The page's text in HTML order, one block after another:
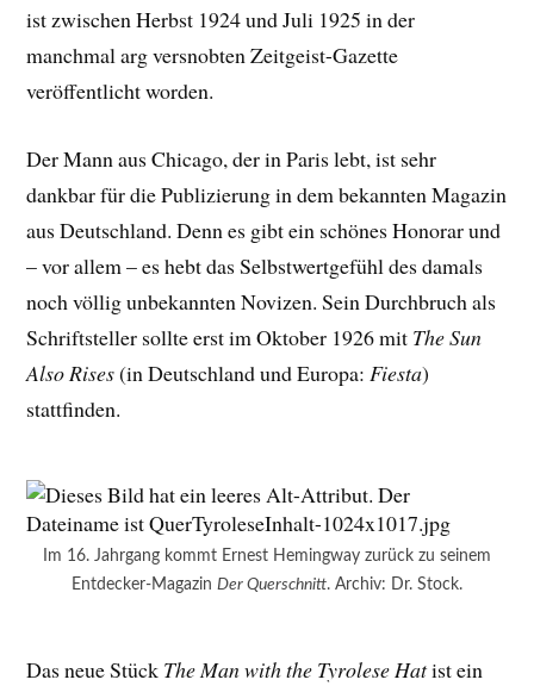
ist zwischen Herbst 1924 und Juli 1925 in der
manchmal arg versnobten Zeitgeist-Gazette
veröffentlicht worden.
Der Mann aus Chicago, der in Paris lebt, ist sehr
dankbar für die Publizierung in dem bekannten Magazin
aus Deutschland. Denn es gibt ein schönes Honorar und
– vor allem – es hebt das Selbstwertgefühl des damals
noch völlig unbekannten Novizen. Sein Durchbruch als
Schriftsteller sollte erst im Oktober 1926 mit The Sun
Also Rises(in Deutschland und Europa:Fiesta)
stattfinden.
Im 16. Jahrgang kommt Ernest Hemingway zurück zu seinem
Entdecker-Magazin Der Querschnitt. Archiv: Dr. Stock.
Das neue Stück The Man with the Tyrolese Hatist ein